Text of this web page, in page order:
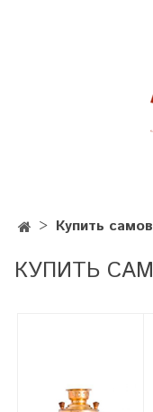
Купить
КУПИТЬ